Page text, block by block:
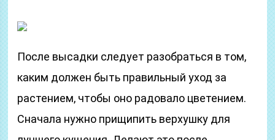
После высадки следует разобраться в том,
каким должен быть правильный уход за
растением, чтобы оно радовало цветением.
Сначала нужно прищипить верхушку для